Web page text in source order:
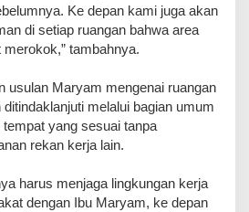
Ke depan kami juga akan
di setiap ruangan bahwa area
tambahnya.
usulan Maryam mengenai ruangan
melalui bagian umum
yang sesuai tanpa
rekan kerja lain.
harus menjaga lingkungan kerja
dengan Ibu Maryam, ke depan